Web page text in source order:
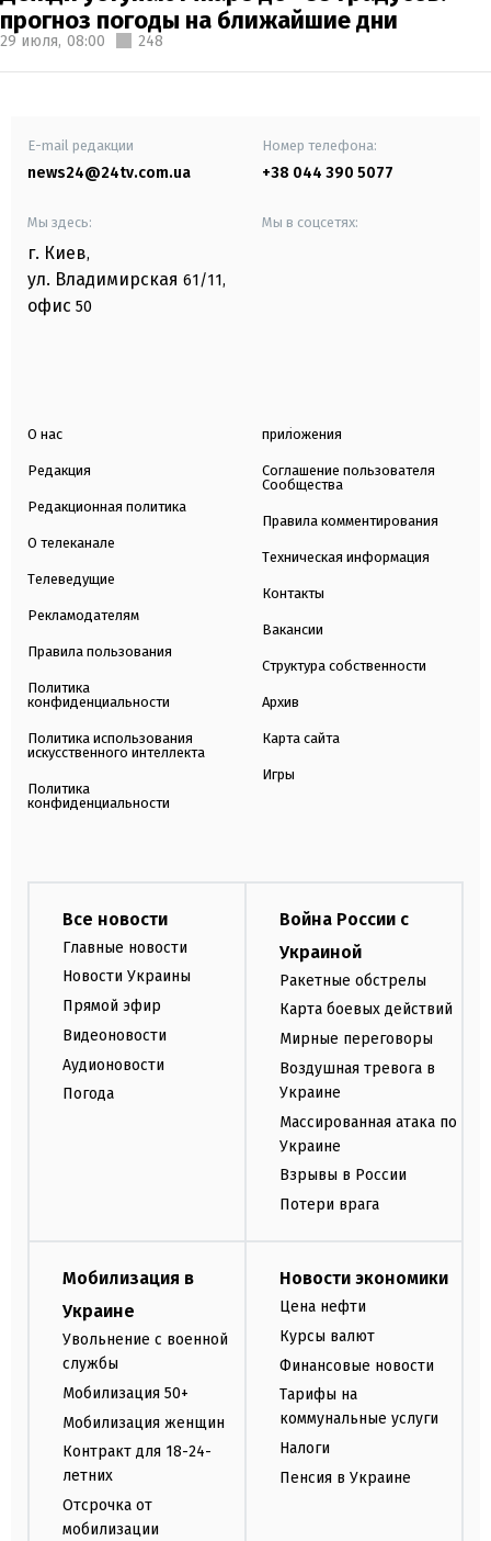
прогноз погоды на ближайшие дни
29 июля, 08:00 248
E-mail редакции
news24@24tv.com.ua
Номер телефона:
+38 044 390 5077
Мы здесь:
г. Киев,
ул. Владимирская 61/11,
офис 50
Мы в соцсетях:
О нас
Редакция
Редакционная политика
О телеканале
Телеведущие
Рекламодателям
Правила пользования
Политика
конфиденциальности
Политика использования
искусственного интеллекта
Политика
конфиденциальности
приложения
Соглашение пользователя
Сообщества
Правила комментирования
Техническая информация
Контакты
Вакансии
Структура собственности
Архив
Карта сайта
Игры
Все новости
Главные новости
Новости Украины
Прямой эфир
Видеоновости
Аудионовости
Погода
Война России с
Украиной
Ракетные обстрелы
Карта боевых действий
Мирные переговоры
Воздушная тревога в
Украине
Массированная атака по
Украине
Взрывы в России
Потери врага
Мобилизация в
Украине
Увольнение с военной
службы
Мобилизация 50+
Мобилизация женщин
Контракт для 18-24-
летних
Отсрочка от
мобилизации
Новости экономики
Цена нефти
Курсы валют
Финансовые новости
Тарифы на
коммунальные услуги
Налоги
Пенсия в Украине